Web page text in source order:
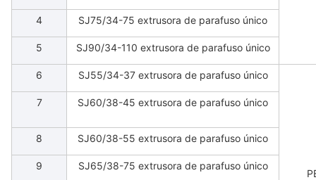
4 SJ75/34-75 extrusora de parafuso único
5 SJ90/34-110 extrusora de parafuso único
6 SJ55/34-37 extrusora de parafuso único
7 SJ60/38-45 extrusora de parafuso único
8 SJ60/38-55 extrusora de parafuso único
9 SJ65/38-75 extrusora de parafuso único